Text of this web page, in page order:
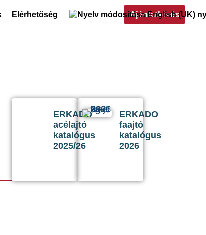
Elérhetőség Ajánlatkérés
ERKADO
acélajtó
katalógus
2025/26
ERKADO
faajtó
katalógus
2026